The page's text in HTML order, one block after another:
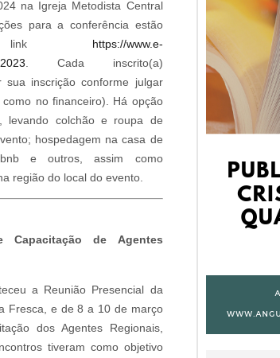
na Igreja Metodista Central
para a conferência estão
link https://www.e-
. Cada inscrito(a)
sua inscrição conforme julgar
no financeiro). Há opção
levando colchão e roupa de
hospedagem na casa de
e outros, assim como
região do local do evento.
de Agentes
a Reunião Presencial da
Fresca, e de 8 a 10 de março
dos Agentes Regionais,
tiveram como objetivo